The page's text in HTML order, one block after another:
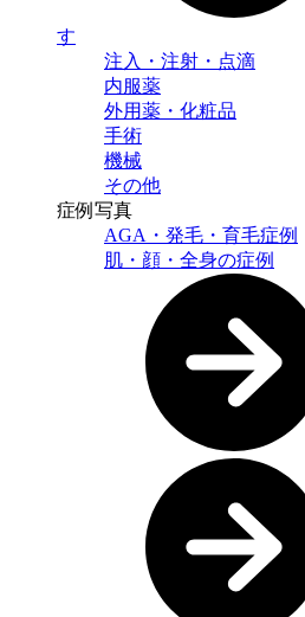
す
注入・注射・点滴
内服薬
外用薬・化粧品
手術
機械
その他
症例写真
AGA・発毛・育毛症例
肌・顔・全身の症例